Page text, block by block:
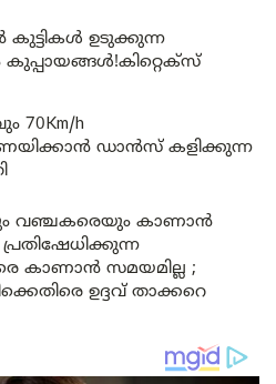
കുട്ടികൾ ഉടുക്കുന്ന
കുപ്പായങ്ങൾ!കിറ്റെക്സ്
70Km/h
ഡാൻസ് കളിക്കുന്ന
വഞ്ചകരെയും കാണാൻ
കാണാൻ സമയമില്ല ;
ഉദ്ദവ് താക്കറെ